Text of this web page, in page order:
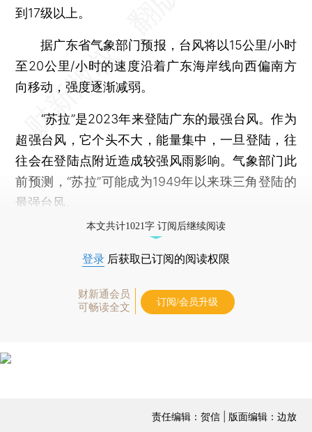
到17级以上。
据广东省气象部门预报，台风将以15公里/小时
至20公里/小时的速度沿着广东海岸线向西偏南方
向移动，强度逐渐减弱。
“苏拉”是2023年来登陆广东的最强台风。作为
超强台风，它个头不大，能量集中，一旦登陆，往
往会在登陆点附近造成较强风雨影响。气象部门此
前预测，“苏拉”可能成为1949年以来珠三角登陆的
最强台风。
本文共计1021字 订阅后继续阅读
登录 后获取已订阅的阅读权限
财新通会员
可畅读全文
订阅/会员升级
责任编辑：贺信 | 版面编辑：边放